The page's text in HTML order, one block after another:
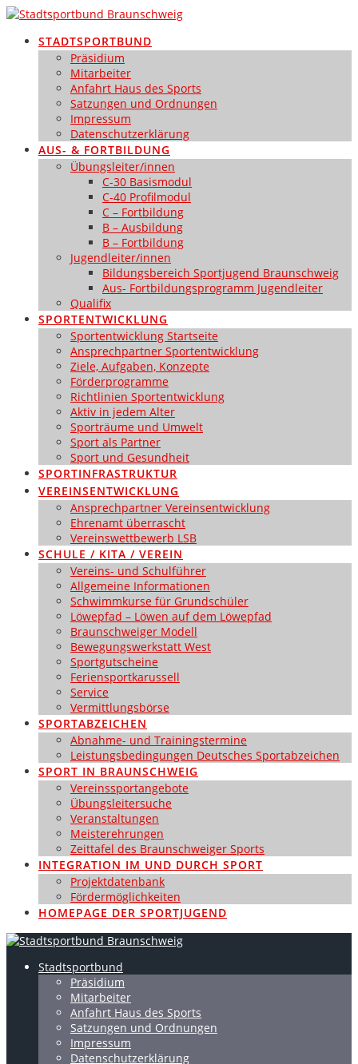
Zum
springenSTADTSPORTBUND
Präsidium
Mitarbeiter
Anfahrt Haus des Sports
Satzungen und Ordnungen
Impressum
Datenschutzerklärung
AUS- & FORTBILDUNG
Übungsleiter/innen
C-30 Basismodul
C-40 Profilmodul
C – Fortbildung
B – Ausbildung
B – Fortbildung
Jugendleiter/innen
Bildungsbereich Sportjugend Braunschweig
Aus- Fortbildungsprogramm Jugendleiter
Qualifix
SPORTENTWICKLUNG
Sportentwicklung Startseite
Ansprechpartner Sportentwicklung
Ziele, Aufgaben, Konzepte
Förderprogramme
Richtlinien Sportentwicklung
Aktiv in jedem Alter
Sporträume und Umwelt
Sport als Partner
Sport und Gesundheit
SPORTINFRASTRUKTUR
VEREINSENTWICKLUNG
Ansprechpartner Vereinsentwicklung
Ehrenamt überrascht
Vereinswettbewerb LSB
SCHULE / KITA / VEREIN
Vereins- und Schulführer
Allgemeine Informationen
Schwimmkurse für Grundschüler
Löwepfad – Löwen auf dem Löwepfad
Braunschweiger Modell
Bewegungswerkstatt West
Sportgutscheine
Feriensportkarussell
Service
Vermittlungsbörse
SPORTABZEICHEN
Abnahme- und Trainingstermine
Leistungsbedingungen Deutsches Sportabzeichen
SPORT IN BRAUNSCHWEIG
Vereinssportangebote
Übungsleitersuche
Veranstaltungen
Meisterehrungen
Zeittafel des Braunschweiger Sports
INTEGRATION IM UND DURCH SPORT
Projektdatenbank
Fördermöglichkeiten
HOMEPAGE DER SPORTJUGEND
Stadtsportbund
Präsidium
Mitarbeiter
Anfahrt Haus des Sports
Satzungen und Ordnungen
Impressum
Datenschutzerklärung